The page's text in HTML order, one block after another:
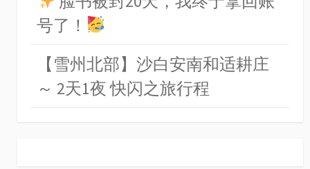
号了！
【雪州北部】沙白安南和适耕庄
～ 2天1夜 快闪之旅行程